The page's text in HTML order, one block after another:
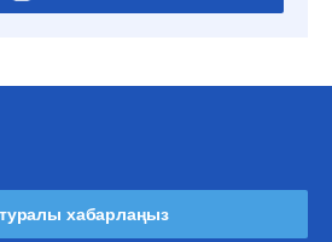
хабарлаңыз